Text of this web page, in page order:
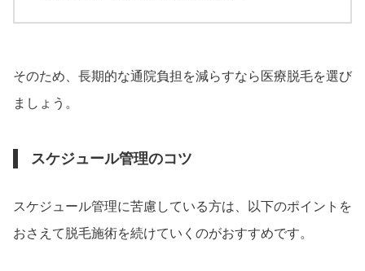
そのため、長期的な通院負担を減らすなら医療脱毛を選び
ましょう。
スケジュール管理のコツ
スケジュール管理に苦慮している方は、以下のポイントを
おさえて脱毛施術を続けていくのがおすすめです。